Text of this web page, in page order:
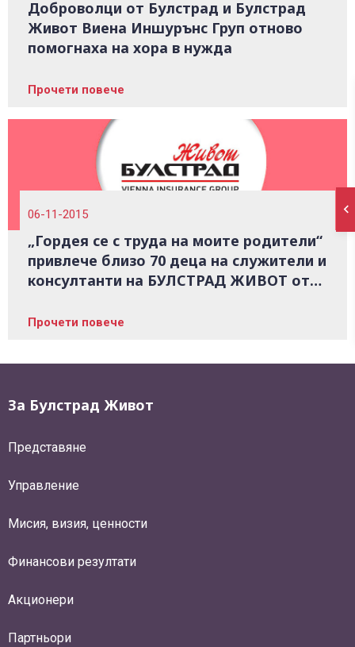
Доброволци от Булстрад и Булстрад
Живот Виена Иншурънс Груп отново
помогнаха на хора в нужда
Прочети повече
06-11-2015
„Гордея се с труда на моите родители“
привлече близо 70 деца на служители и
консултанти на БУЛСТРАД ЖИВОТ от
Прочети повече
За Булстрад Живот
Представяне
Управление
Мисия, визия, ценности
Финансови резултати
Акционери
Партньори